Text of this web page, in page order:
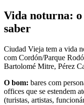
Vida noturna: o
saber
Ciudad Vieja tem a vida
com Cordón/Parque
Bartolomé Mitre, Pérez
O bom: bares com
offices que se estendem
(turistas, artistas,